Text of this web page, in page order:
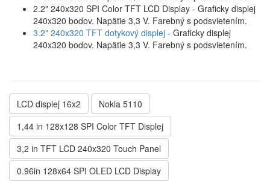
2.2" 240x320 SPI Color TFT LCD Display - Graficky displej
240x320 bodov. Napätie 3,3 V. Farebný s podsvietením.
3.2" 240x320 TFT dotykový displej - Graficky displej
240x320 bodov. Napätie 3,3 V. Farebný s podsvietením.
LCD displej 16x2
Nokia 5110
1,44 in 128x128 SPI Color TFT Displej
3,2 in TFT LCD 240x320 Touch Panel
0.96in 128x64 SPI OLED LCD Display